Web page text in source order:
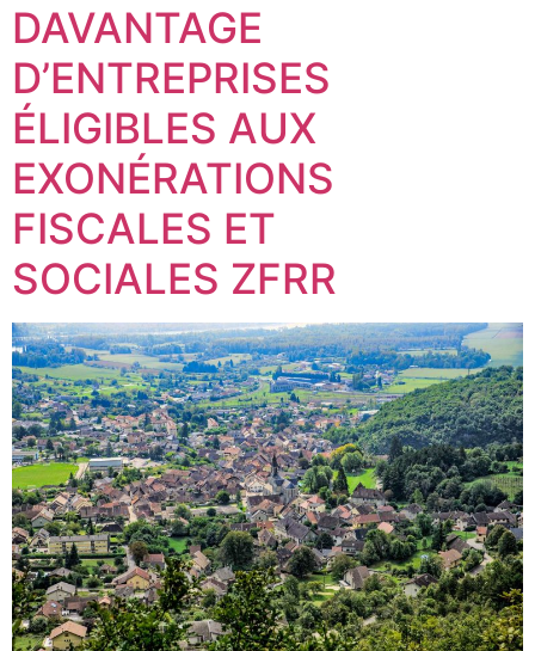
DAVANTAGE
D’ENTREPRISES
ÉLIGIBLES AUX
EXONÉRATIONS
FISCALES ET
SOCIALES ZFRR